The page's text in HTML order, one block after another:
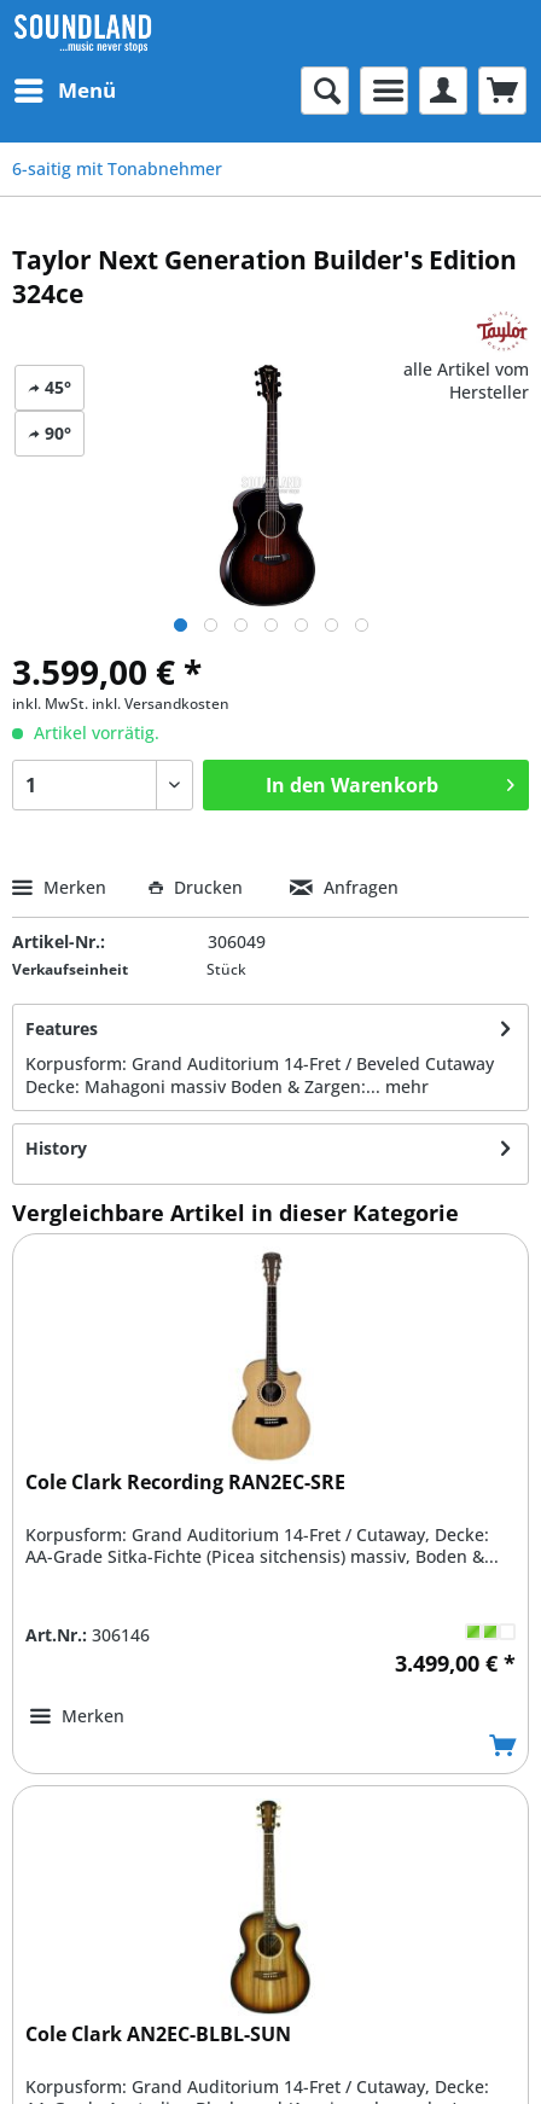
Menü
6-saitig mit Tonabnehmer
Taylor Next Generation Builder's Edition
324ce
alle Artikel vom
Hersteller
45°
90°
3.599,00 € *
inkl. MwSt. inkl. Versandkosten
Artikel vorrätig.
In den Warenkorb
Merken Drucken Anfragen
Artikel-Nr.: 306049
Verkaufseinheit Stück
Features
Korpusform: Grand Auditorium 14-Fret / Beveled Cutaway
Decke: Mahagoni massiv Boden & Zargen:... mehr
History
Vergleichbare Artikel in dieser Kategorie
Cole Clark Recording RAN2EC-SRE
Korpusform: Grand Auditorium 14-Fret / Cutaway, Decke:
AA-Grade Sitka-Fichte (Picea sitchensis) massiv, Boden &...
Art.Nr.: 306146
3.499,00 € *
Merken
Cole Clark AN2EC-BLBL-SUN
Korpusform: Grand Auditorium 14-Fret / Cutaway, Decke: